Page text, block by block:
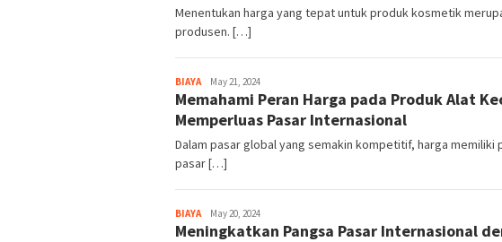
Menentukan harga yang tepat untuk produk kosmetik
produsen. […]
BIAYAHarga
May 21, 2024
Memahami Peran Harga pada Produk Alat
Memperluas Pasar Internasional
Dalam pasar global yang semakin kompetitif, harga
pasar […]
BIAYAHarga
May 20, 2024
Meningkatkan Pangsa Pasar Internasional